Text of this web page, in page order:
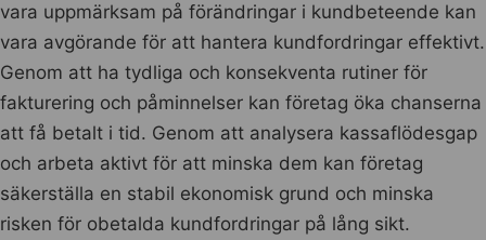
vara uppmärksam på förändringar i kundbeteende kan
vara avgörande för att hantera kundfordringar effektivt.
Genom att ha tydliga och konsekventa rutiner för
fakturering och påminnelser kan företag öka chanserna
att få betalt i tid. Genom att analysera kassaflödesgap
och arbeta aktivt för att minska dem kan företag
säkerställa en stabil ekonomisk grund och minska
risken för obetalda kundfordringar på lång sikt.